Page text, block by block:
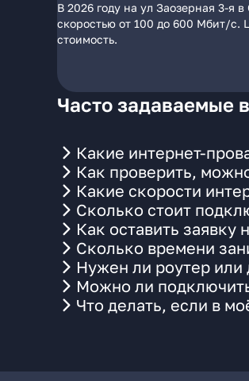
В 2026 году на ул Заозерная 3-я
скоростью от 100 до 600 Мбит/с.
стоимость.
Часто задаваемые
Какие интернет-
Как проверить,
Какие скорости
Сколько стоит
Как оставить заявку
Сколько времени
Нужен ли роутер или
Можно ли
Что делать, если в